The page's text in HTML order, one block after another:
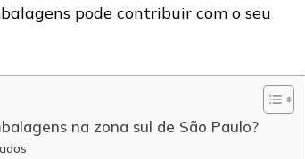
pode contribuir com o seu
na zona sul de São Paulo?